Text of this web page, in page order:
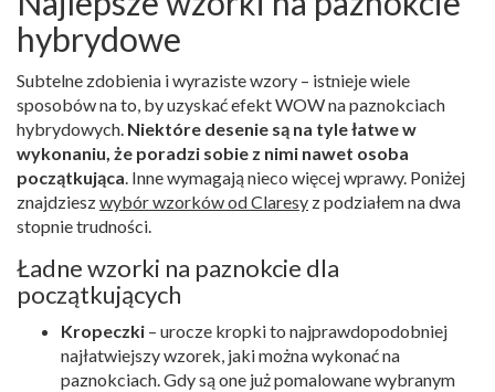
hybrydowe
Subtelne zdobienia i wyraziste wzory – istnieje wiele
sposobów na to, by uzyskać efekt WOW na paznokciach
hybrydowych. Niektóre desenie są na tyle łatwe w
wykonaniu, że poradzi sobie z nimi nawet osoba
początkująca. Inne wymagają nieco więcej wprawy. Poniżej
znajdzieszwybór wzorków od Claresy z podziałem na dwa
stopnie trudności.
Ładne wzorki na paznokcie dla
początkujących
Kropeczki – urocze kropki to najprawdopodobniej
najłatwiejszy wzorek, jaki można wykonać na
paznokciach. Gdy są one już pomalowane wybranym